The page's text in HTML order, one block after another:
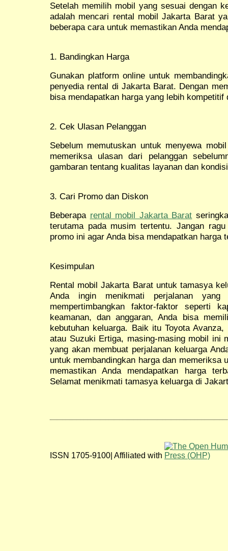
Setelah memilih mobil yang sesuai dengan
adalah mencari rental mobil Jakarta Barat
beberapa cara untuk memastikan Anda
1. Bandingkan Harga
Gunakan platform online untuk
penyedia rental di Jakarta Barat. Dengan
bisa mendapatkan harga yang lebih kompetitif
2. Cek Ulasan Pelanggan
Sebelum memutuskan untuk menyewa
memeriksa ulasan dari pelanggan
gambaran tentang kualitas layanan dan
3. Cari Promo dan Diskon
Beberapa rental mobil Jakarta Barat
terutama pada musim tertentu. Jangan
promo ini agar Anda bisa mendapatkan harga
Kesimpulan
Rental mobil Jakarta Barat untuk tamasya
Anda ingin menikmati perjalanan
mempertimbangkan faktor-faktor seperti
keamanan, dan anggaran, Anda bisa
kebutuhan keluarga. Baik itu Toyota
atau Suzuki Ertiga, masing-masing mobil ini
yang akan membuat perjalanan keluarga
untuk membandingkan harga dan memeriksa
memastikan Anda mendapatkan harga
Selamat menikmati tamasya keluarga di
ISSN 1705-9100| Affiliated with